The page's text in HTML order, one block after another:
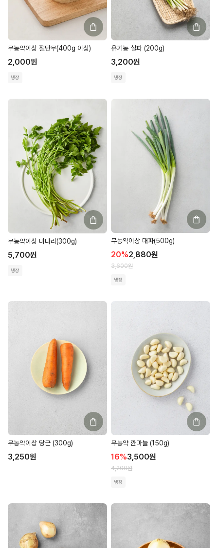
무농약이상 절단무(400g 이상)
2,000원
냉장
유기농 실파 (200g)
3,200원
냉장
무농약이상 미나리(300g)
5,700원
냉장
무농약이상 대파(500g)
20%2,880원
3,600원
냉장
무농약이상 당근 (300g)
3,250원
무농약 깐마늘 (150g)
16%3,500원
4,200원
냉장